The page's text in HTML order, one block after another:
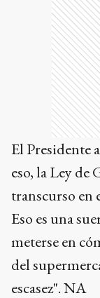
El Presidente
eso, la Ley
transcurso en
Eso es una
meterse en
del
escasez". NA